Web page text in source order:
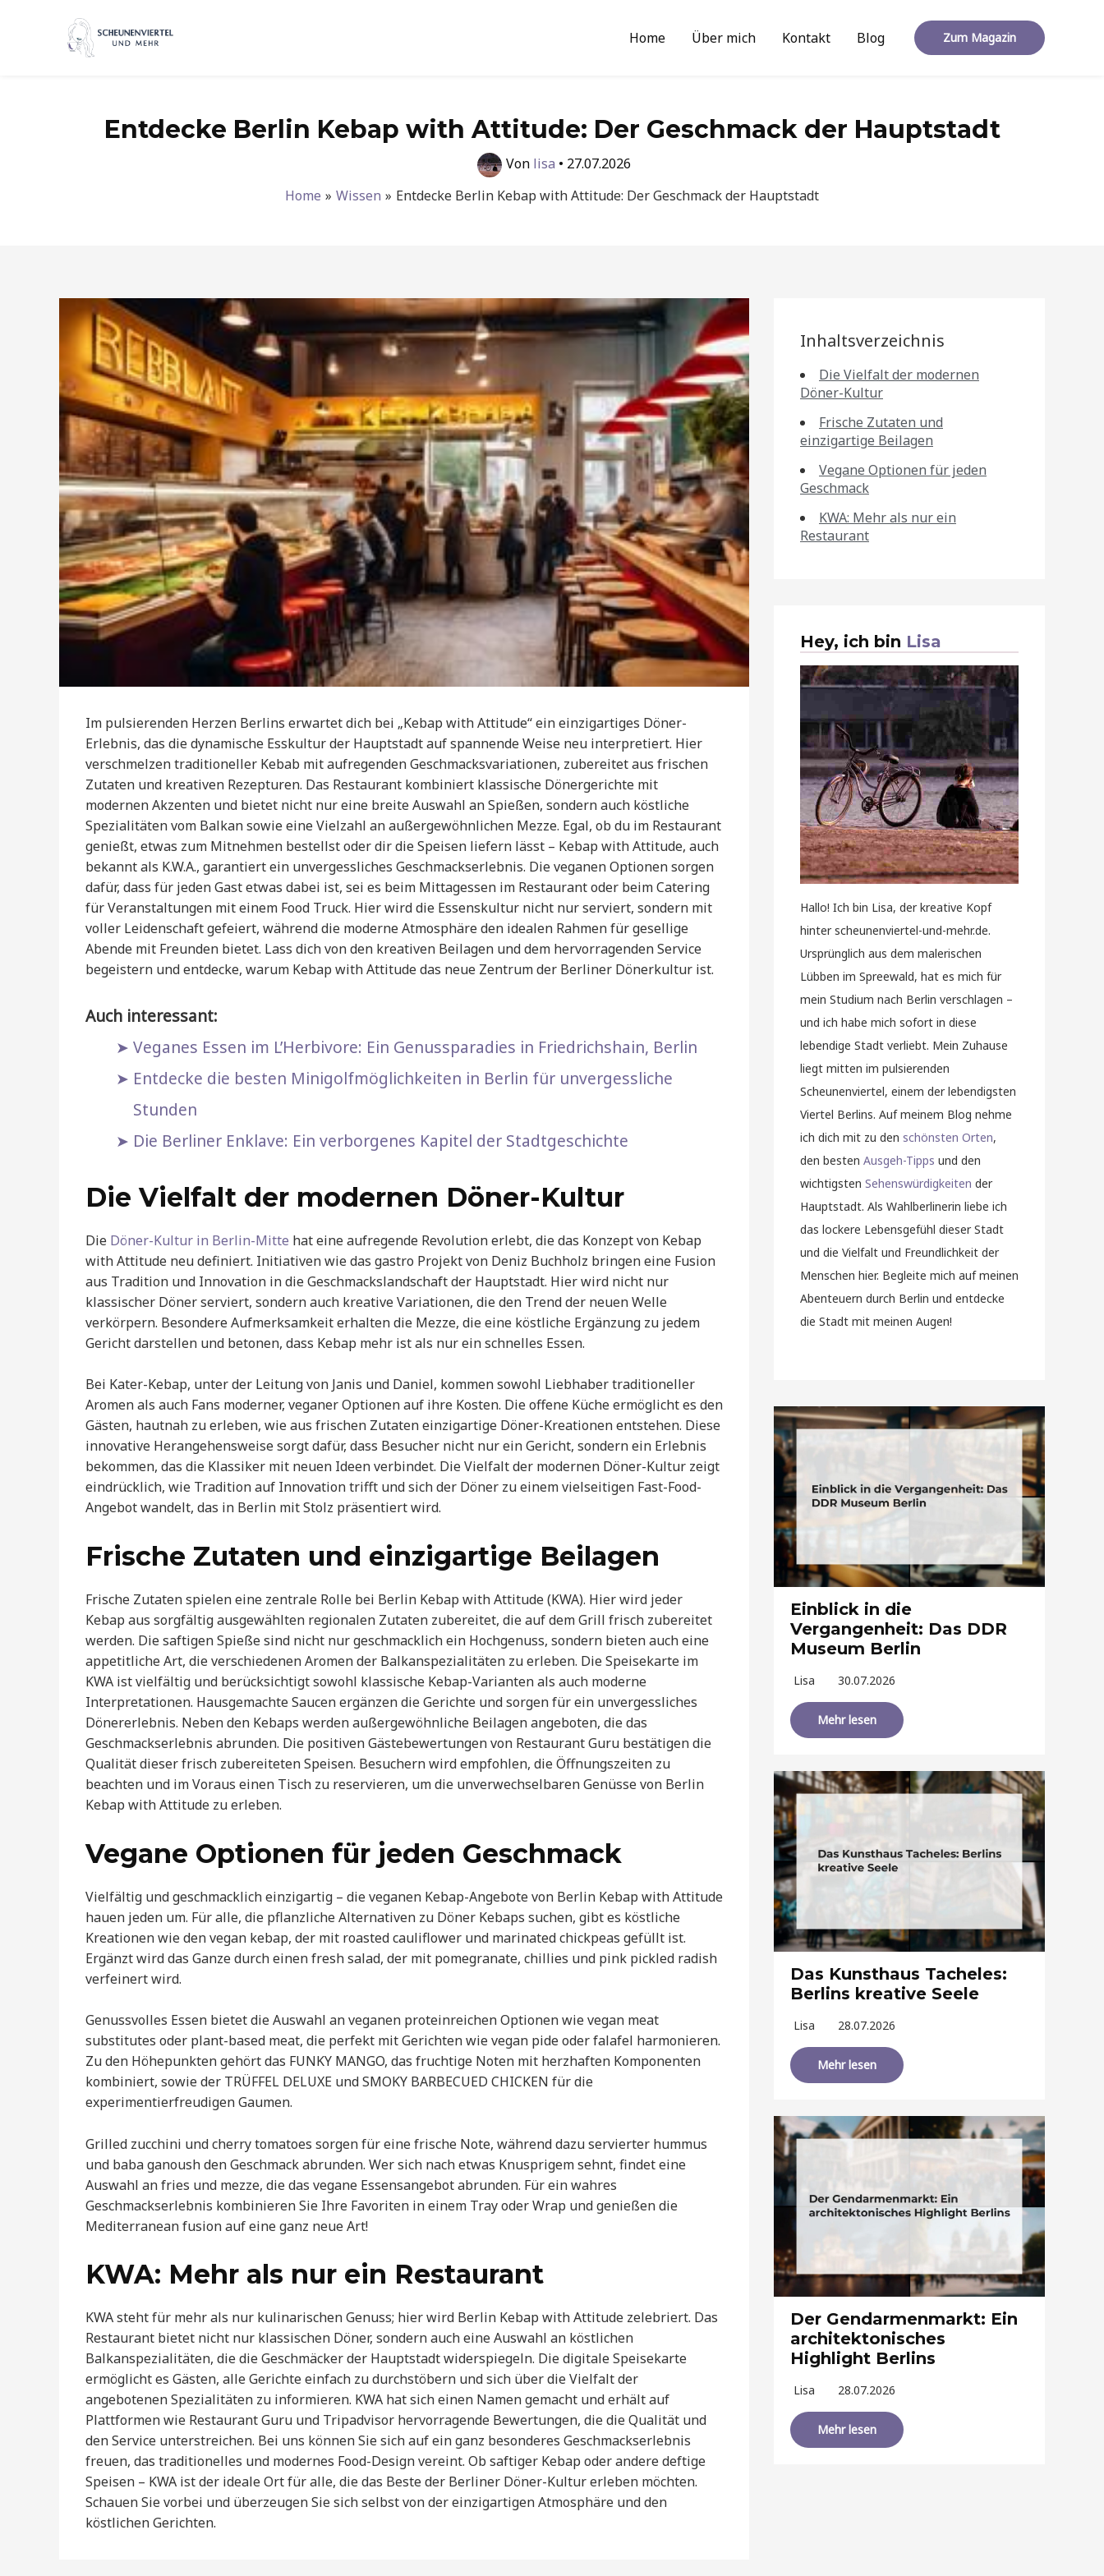
Home Über mich Kontakt Blog Zum Magazin
Entdecke Berlin Kebap with Attitude: Der Geschmack der Hauptstadt
Von lisa • 27.07.2026
Home
Wissen Entdecke Berlin Kebap with Attitude: Der Geschmack der Hauptstadt
Im pulsierenden Herzen Berlins erwartet dich bei „Kebap with Attitude“ ein einzigartiges Döner-
Erlebnis, das die dynamische Esskultur der Hauptstadt auf spannende Weise neu interpretiert. Hier
verschmelzen traditioneller Kebab mit aufregenden Geschmacksvariationen, zubereitet aus frischen
Zutaten und kreativen Rezepturen. Das Restaurant kombiniert klassische Dönergerichte mit
modernen Akzenten und bietet nicht nur eine breite Auswahl an Spießen, sondern auch köstliche
Spezialitäten vom Balkan sowie eine Vielzahl an außergewöhnlichen Mezze. Egal, ob du im Restaurant
genießt, etwas zum Mitnehmen bestellst oder dir die Speisen liefern lässt – Kebap with Attitude, auch
bekannt als K.W.A., garantiert ein unvergessliches Geschmackserlebnis. Die veganen Optionen sorgen
dafür, dass für jeden Gast etwas dabei ist, sei es beim Mittagessen im Restaurant oder beim Catering
für Veranstaltungen mit einem Food Truck. Hier wird die Essenskultur nicht nur serviert, sondern mit
voller Leidenschaft gefeiert, während die moderne Atmosphäre den idealen Rahmen für gesellige
Abende mit Freunden bietet. Lass dich von den kreativen Beilagen und dem hervorragenden Service
begeistern und entdecke, warum Kebap with Attitude das neue Zentrum der Berliner Dönerkultur ist.
Auch interessant:
Veganes Essen im L’Herbivore: Ein Genussparadies in Friedrichshain, Berlin
Entdecke die besten Minigolfmöglichkeiten in Berlin für unvergessliche
Stunden
Die Berliner Enklave: Ein verborgenes Kapitel der Stadtgeschichte
Die Vielfalt der modernen Döner-Kultur
Die Döner-Kultur in Berlin-Mitte hat eine aufregende Revolution erlebt, die das Konzept von Kebap
with Attitude neu definiert. Initiativen wie das gastro Projekt von Deniz Buchholz bringen eine Fusion
aus Tradition und Innovation in die Geschmackslandschaft der Hauptstadt. Hier wird nicht nur
klassischer Döner serviert, sondern auch kreative Variationen, die den Trend der neuen Welle
verkörpern. Besondere Aufmerksamkeit erhalten die Mezze, die eine köstliche Ergänzung zu jedem
Gericht darstellen und betonen, dass Kebap mehr ist als nur ein schnelles Essen.
Bei Kater-Kebap, unter der Leitung von Janis und Daniel, kommen sowohl Liebhaber traditioneller
Aromen als auch Fans moderner, veganer Optionen auf ihre Kosten. Die offene Küche ermöglicht es den
Gästen, hautnah zu erleben, wie aus frischen Zutaten einzigartige Döner-Kreationen entstehen. Diese
innovative Herangehensweise sorgt dafür, dass Besucher nicht nur ein Gericht, sondern ein Erlebnis
bekommen, das die Klassiker mit neuen Ideen verbindet. Die Vielfalt der modernen Döner-Kultur zeigt
eindrücklich, wie Tradition auf Innovation trifft und sich der Döner zu einem vielseitigen Fast-Food-
Angebot wandelt, das in Berlin mit Stolz präsentiert wird.
Frische Zutaten und einzigartige Beilagen
Frische Zutaten spielen eine zentrale Rolle bei Berlin Kebap with Attitude (KWA). Hier wird jeder
Kebap aus sorgfältig ausgewählten regionalen Zutaten zubereitet, die auf dem Grill frisch zubereitet
werden. Die saftigen Spieße sind nicht nur geschmacklich ein Hochgenuss, sondern bieten auch eine
appetitliche Art, die verschiedenen Aromen der Balkanspezialitäten zu erleben. Die Speisekarte im
KWA ist vielfältig und berücksichtigt sowohl klassische Kebap-Varianten als auch moderne
Interpretationen. Hausgemachte Saucen ergänzen die Gerichte und sorgen für ein unvergessliches
Dönererlebnis. Neben den Kebaps werden außergewöhnliche Beilagen angeboten, die das
Geschmackserlebnis abrunden. Die positiven Gästebewertungen von Restaurant Guru bestätigen die
Qualität dieser frisch zubereiteten Speisen. Besuchern wird empfohlen, die Öffnungszeiten zu
beachten und im Voraus einen Tisch zu reservieren, um die unverwechselbaren Genüsse von Berlin
Kebap with Attitude zu erleben.
Vegane Optionen für jeden Geschmack
Vielfältig und geschmacklich einzigartig – die veganen Kebap-Angebote von Berlin Kebap with Attitude
hauen jeden um. Für alle, die pflanzliche Alternativen zu Döner Kebaps suchen, gibt es köstliche
Kreationen wie den vegan kebap, der mit roasted cauliflower und marinated chickpeas gefüllt ist.
Ergänzt wird das Ganze durch einen fresh salad, der mit pomegranate, chillies und pink pickled radish
verfeinert wird.
Genussvolles Essen bietet die Auswahl an veganen proteinreichen Optionen wie vegan meat
substitutes oder plant-based meat, die perfekt mit Gerichten wie vegan pide oder falafel harmonieren.
Zu den Höhepunkten gehört das FUNKY MANGO, das fruchtige Noten mit herzhaften Komponenten
kombiniert, sowie der TRÜFFEL DELUXE und SMOKY BARBECUED CHICKEN für die
experimentierfreudigen Gaumen.
Grilled zucchini und cherry tomatoes sorgen für eine frische Note, während dazu servierter hummus
und baba ganoush den Geschmack abrunden. Wer sich nach etwas Knusprigem sehnt, findet eine
Auswahl an fries und mezze, die das vegane Essensangebot abrunden. Für ein wahres
Geschmackserlebnis kombinieren Sie Ihre Favoriten in einem Tray oder Wrap und genießen die
Mediterranean fusion auf eine ganz neue Art!
KWA: Mehr als nur ein Restaurant
KWA steht für mehr als nur kulinarischen Genuss; hier wird Berlin Kebap with Attitude zelebriert. Das
Restaurant bietet nicht nur klassischen Döner, sondern auch eine Auswahl an köstlichen
Balkanspezialitäten, die die Geschmäcker der Hauptstadt widerspiegeln. Die digitale Speisekarte
ermöglicht es Gästen, alle Gerichte einfach zu durchstöbern und sich über die Vielfalt der
angebotenen Spezialitäten zu informieren. KWA hat sich einen Namen gemacht und erhält auf
Plattformen wie Restaurant Guru und Tripadvisor hervorragende Bewertungen, die die Qualität und
den Service unterstreichen. Bei uns können Sie sich auf ein ganz besonderes Geschmackserlebnis
freuen, das traditionelles und modernes Food-Design vereint. Ob saftiger Kebap oder andere deftige
Speisen – KWA ist der ideale Ort für alle, die das Beste der Berliner Döner-Kultur erleben möchten.
Schauen Sie vorbei und überzeugen Sie sich selbst von der einzigartigen Atmosphäre und den
köstlichen Gerichten.
Inhaltsverzeichnis
Die Vielfalt der modernen
Döner-Kultur
Frische Zutaten und
einzigartige Beilagen
Vegane Optionen für jeden
Geschmack
KWA: Mehr als nur ein
Restaurant
Hey, ich bin Lisa
Hallo! Ich bin Lisa, der kreative Kopf
hinter scheunenviertel-und-mehr.de.
Ursprünglich aus dem malerischen
Lübben im Spreewald, hat es mich für
mein Studium nach Berlin verschlagen –
und ich habe mich sofort in diese
lebendige Stadt verliebt. Mein Zuhause
liegt mitten im pulsierenden
Scheunenviertel, einem der lebendigsten
Viertel Berlins. Auf meinem Blog nehme
ich dich mit zu den schönsten Orten,
den besten Ausgeh-Tipps und den
wichtigsten Sehenswürdigkeiten der
Hauptstadt. Als Wahlberlinerin liebe ich
das lockere Lebensgefühl dieser Stadt
und die Vielfalt und Freundlichkeit der
Menschen hier. Begleite mich auf meinen
Abenteuern durch Berlin und entdecke
die Stadt mit meinen Augen!
Einblick in die
Vergangenheit: Das DDR
Museum Berlin
Lisa 30.07.2026
Mehr lesen
Das Kunsthaus Tacheles:
Berlins kreative Seele
Lisa 28.07.2026
Mehr lesen
Der Gendarmenmarkt: Ein
architektonisches
Highlight Berlins
Lisa 28.07.2026
Mehr lesen